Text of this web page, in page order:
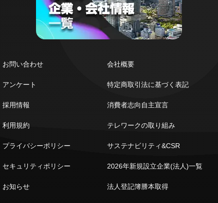
お問い合わせ
アンケート
採用情報
利用規約
プライバシーポリシー
セキュリティポリシー
お知らせ
会社概要
特定商取引法に基づく表記
消費者志向自主宣言
テレワークの取り組み
サステナビリティ&CSR
2026年新規設立企業(法人)一覧
法人登記簿謄本取得